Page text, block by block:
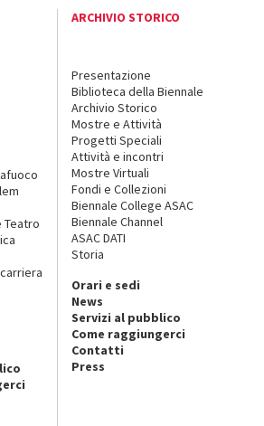
Teatro
ARCHIVIO STORICO
Presentazione
Biblioteca della Biennale
Archivio Storico
Mostre e Attività
Progetti Speciali
Attività e incontri
Mostre Virtuali
Fondi e Collezioni
Biennale College ASAC
Biennale Channel
ASAC DATI
Storia
Orari e sedi
News
Servizi al pubblico
Come raggiungerci
Contatti
Press